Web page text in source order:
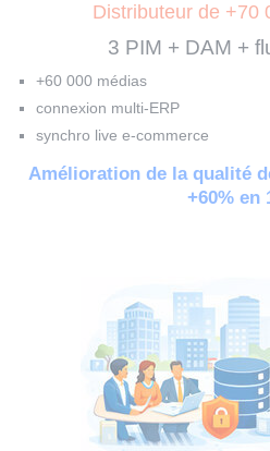
Distributeur de +70
3 PIM + DAM +
+60 000 médias
connexion multi-ERP
synchro live e-commerce
Amélioration de la qualité
+60% en